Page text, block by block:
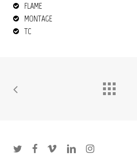
FLAME
MONTAGE
TC
twitter facebook vimeo linkedin instagram